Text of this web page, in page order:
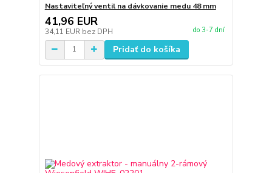
Nastaviteľný ventil na dávkovanie medu 48 mm
41,96 EUR
34,11 EUR bez DPH do 3-7 dní
Pridať do košíka